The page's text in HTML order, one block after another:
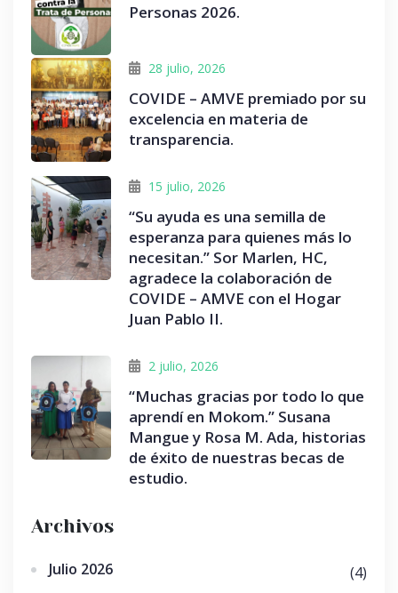
Personas 2026.
28 julio, 2026
COVIDE – AMVE premiado por su
excelencia en materia de
transparencia.
15 julio, 2026
“Su ayuda es una semilla de
esperanza para quienes más lo
necesitan.” Sor Marlen, HC,
agradece la colaboración de
COVIDE – AMVE con el Hogar
Juan Pablo II.
2 julio, 2026
“Muchas gracias por todo lo que
aprendí en Mokom.” Susana
Mangue y Rosa M. Ada, historias
de éxito de nuestras becas de
estudio.
Archivos
Julio 2026
(4)